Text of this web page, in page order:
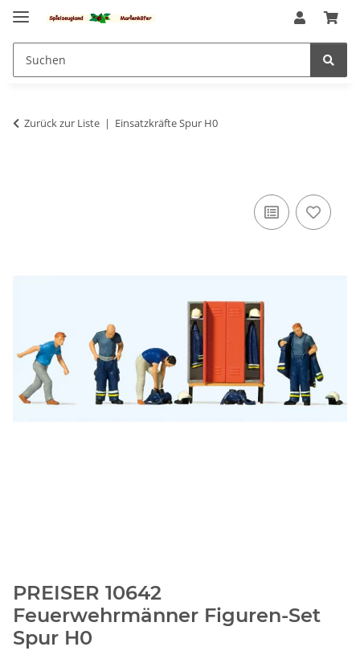
Zurück zur Liste Einsatzkräfte Spur H0
PREISER 10642
Feuerwehrmänner Figuren-Set
Spur H0